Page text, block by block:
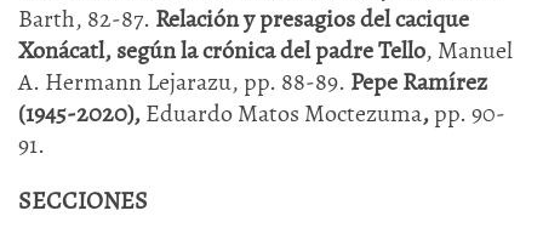
Barth, 82-87. Relación y presagios del cacique
Xonácatl, según la crónica del padre Tello, Manuel
A. Hermann Lejarazu, pp. 88-89. Pepe Ramírez
(1945-2020),Eduardo Matos Moctezuma,pp. 90-
91.
SECCIONES